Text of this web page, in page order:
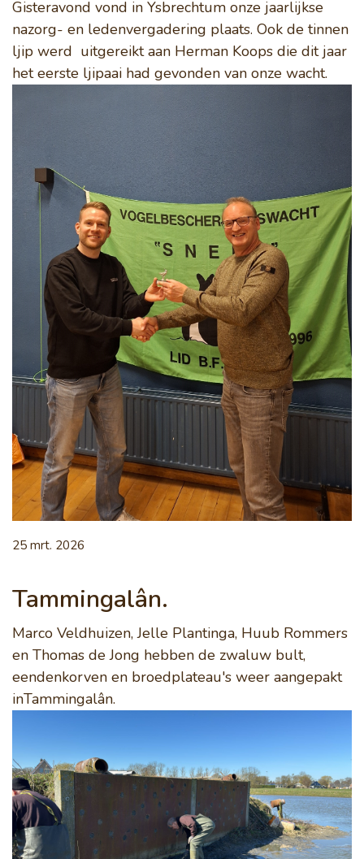
Gisteravond vond in Ysbrechtum onze jaarlijkse
nazorg- en ledenvergadering plaats. Ook de tinnen
ljip werd uitgereikt aan Herman Koops die dit jaar
het eerste ljipaai had gevonden van onze wacht.
25 mrt. 2026
Tammingalân.
Marco Veldhuizen, Jelle Plantinga, Huub Rommers
en Thomas de Jong hebben de zwaluw bult,
eendenkorven en broedplateau's weer aangepakt
inTammingalân.